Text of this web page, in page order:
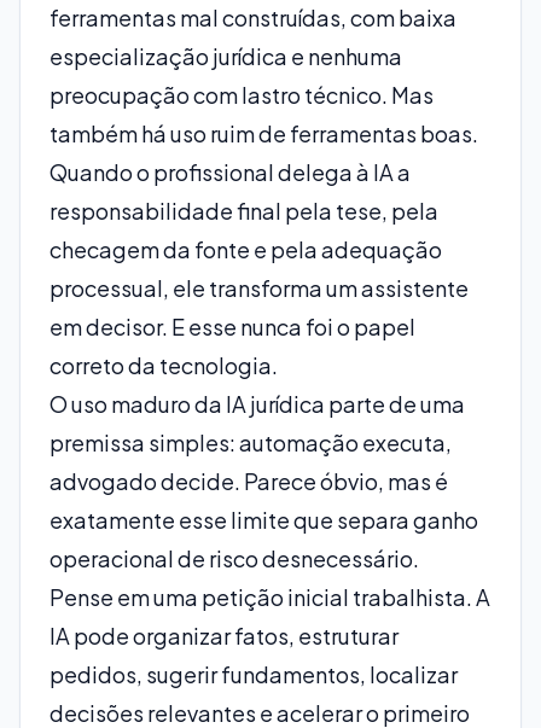
ferramentas mal construídas, com baixa
especialização jurídica e nenhuma
preocupação com lastro técnico. Mas
também há uso ruim de ferramentas boas.
Quando o profissional delega à IA a
responsabilidade final pela tese, pela
checagem da fonte e pela adequação
processual, ele transforma um assistente
em decisor. E esse nunca foi o papel
correto da tecnologia.
O uso maduro da IA jurídica parte de uma
premissa simples: automação executa,
advogado decide. Parece óbvio, mas é
exatamente esse limite que separa ganho
operacional de risco desnecessário.
Pense em uma petição inicial trabalhista. A
IA pode organizar fatos, estruturar
pedidos, sugerir fundamentos, localizar
decisões relevantes e acelerar o primeiro